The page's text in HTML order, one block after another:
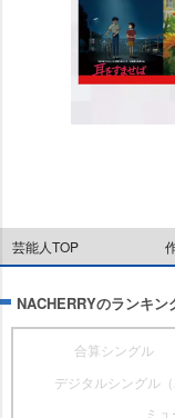
芸能人TOP
NACHERRYのランキン
合算シングル
デジタルシングル（
ミ